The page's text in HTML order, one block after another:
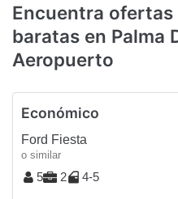
Encuentra
baratas en Palma
Aeropuerto
Económico
Ford Fiesta
o similar
5 2 4-5